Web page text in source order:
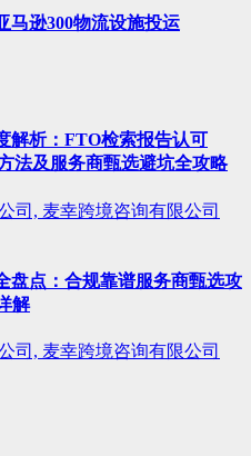
马逊300物流设施投运
解析：FTO检索报告认可
法及服务商甄选避坑全攻略
司, 麦幸跨境咨询有限公司
盘点：合规靠谱服务商甄选攻
解
司, 麦幸跨境咨询有限公司